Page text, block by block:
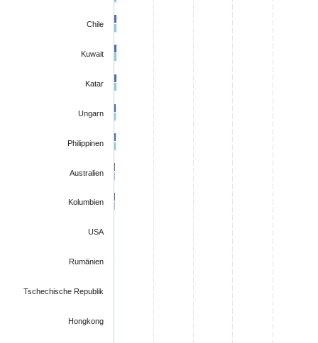
Chile
Kuwait
Katar
Ungarn
Philippinen
Australien
Kolumbien
USA
Rumänien
Tschechische Republik
Hongkong